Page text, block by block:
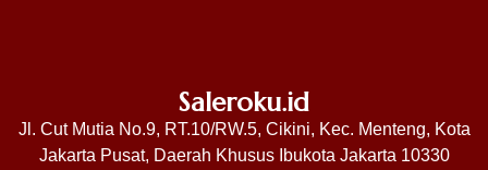
Saleroku.id
Jl. Cut Mutia No.9, RT.10/RW.5, Cikini, Kec. Menteng, Kota
Jakarta Pusat, Daerah Khusus Ibukota Jakarta 10330